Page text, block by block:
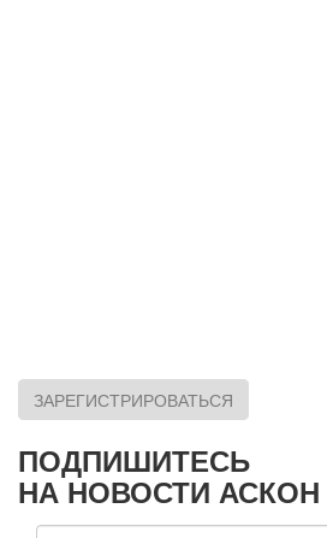
ЗАРЕГИСТРИРОВАТЬСЯ
ПОДПИШИТЕСЬ
НА НОВОСТИ АСКОН